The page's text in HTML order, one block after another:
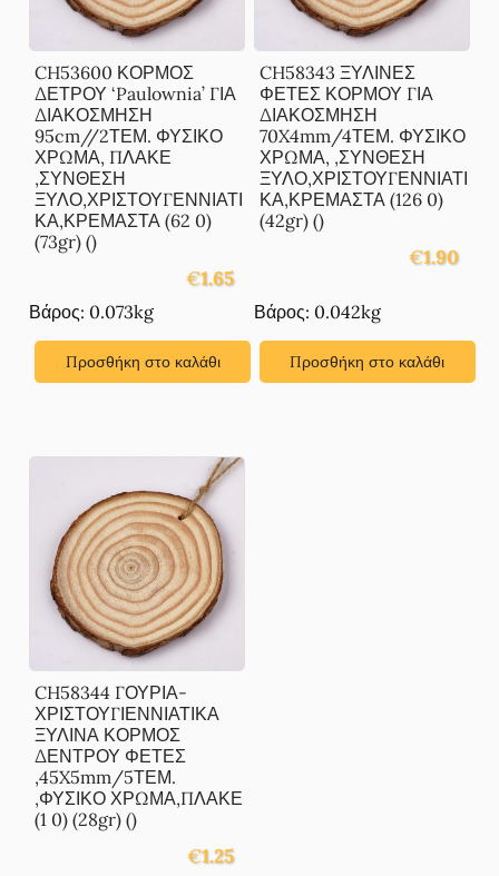
CH53600 ΚΟΡΜΟΣ
ΔΕΤΡΟΥ ‘Paulownia’ ΓΙΑ
ΔΙΑΚΟΣΜΗΣΗ
95cm//2ΤΕΜ. ΦΥΣΙΚΟ
ΧΡΩΜΑ, ΠΛΑΚΕ
,ΣΥΝΘΕΣΗ
ΞΥΛΟ,ΧΡΙΣΤΟΥΓΕΝΝΙΑΤΙ
ΚΑ,ΚΡΕΜΑΣΤΑ (62 0)
(73gr) ()
€1.65
Βάρος: 0.073kg
Προσθήκη στο καλάθι
CH58343 ΞΥΛΙΝΕΣ
ΦΕΤΕΣ ΚΟΡΜΟΥ ΓΙΑ
ΔΙΑΚΟΣΜΗΣΗ
70X4mm/4ΤΕΜ. ΦΥΣΙΚΟ
ΧΡΩΜΑ, ,ΣΥΝΘΕΣΗ
ΞΥΛΟ,ΧΡΙΣΤΟΥΓΕΝΝΙΑΤΙ
ΚΑ,ΚΡΕΜΑΣΤΑ (126 0)
(42gr) ()
€1.90
Βάρος: 0.042kg
Προσθήκη στο καλάθι
CH58344 ΓΟΥΡΙΑ-
ΧΡΙΣΤΟΥΓΙΕΝΝΙΑΤΙΚΑ
ΞΥΛΙΝΑ ΚΟΡΜΟΣ
ΔΕΝΤΡΟΥ ΦΕΤΕΣ
,45X5mm/5ΤΕΜ.
,ΦΥΣΙΚΟ ΧΡΩΜΑ,ΠΛΑΚΕ
(1 0) (28gr) ()
€1.25